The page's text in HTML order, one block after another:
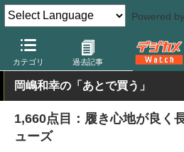
Powered by
カテゴリ 過去記事
デジカメ Watch 撮影用品
岡嶋和幸の「あとで買う」
1,660点目：履き心地が良く
ューズ